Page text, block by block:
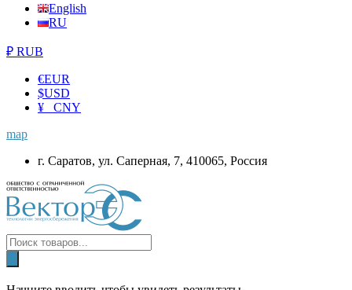
English
RU
₽ RUB
€EUR
$USD
¥ CNY
map
г. Саратов, ул. Саперная, 7, 410065, Россия